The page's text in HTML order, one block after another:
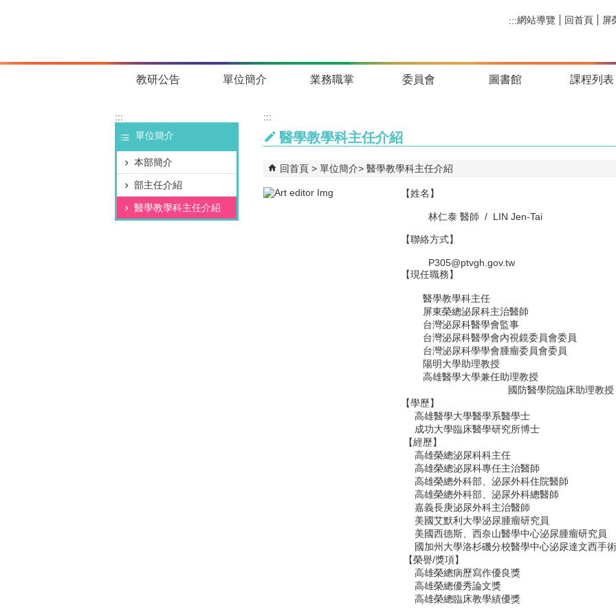
:::網站導覽 回首頁 屏
教研公告 單位簡介 業務職掌 委員會 圖書館 課程列表
:::
單位簡介
本部簡介
部主任介紹
醫學教學科主任介紹
:::
醫學教學科主任介紹
回首頁 單位簡介 醫學教學科主任介紹
【姓名】
林仁泰 醫師 / LIN Jen-Tai
【聯絡方式】
P305@ptvgh.gov.tw
【現任職務】
醫學教學科主任
屏東榮總泌尿科主治醫師
台灣泌尿科醫學會監事
台灣泌尿科醫學會內視鏡委員會委員
台灣泌尿科學學會腫瘤委員會委員
陽明大學助理教授
高雄醫學大學兼任助理教授
國防醫學院臨床助理教授
【學歷】
高雄醫學大學醫學系醫學士
成功大學臨床醫學研究所博士
【經歷】
高雄榮總泌尿科科主任
高雄榮總泌尿科專任主治醫師
高雄榮總外科部、泌尿外科住院醫師
高雄榮總外科部、泌尿外科總醫師
嘉義長庚泌尿外科主治醫師
美國艾默利大學泌尿腫瘤研究員
美國西德斯、西奈山醫學中心泌尿腫瘤研究員
國加州大學洛杉磯分校醫學中心泌尿達文西手術
【榮譽/獎項】
高雄榮總病歷寫作優良獎
高雄榮總優秀論文獎
高雄榮總臨床教學績優獎